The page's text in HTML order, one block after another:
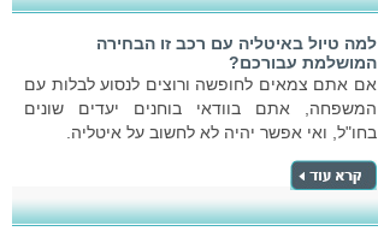
למה טיול באיטליה עם רכב זו הבחירה
המושלמת עבורכם?
אם אתם צמאים לחופשה ורוצים לנסוע לבלות עם
המשפחה, אתם בוודאי בוחנים יעדים שונים
בחו"ל, ואי אפשר יהיה לא לחשוב על איטליה.